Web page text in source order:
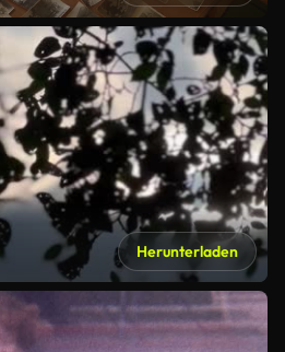
Herunterladen